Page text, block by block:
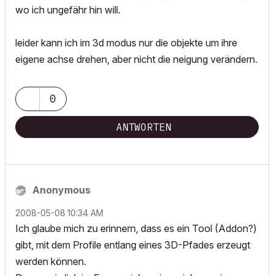
wo ich ungefähr hin will.
leider kann ich im 3d modus nur die objekte um ihre
eigene achse drehen, aber nicht die neigung verändern.
0
ANTWORTEN
Anonymous
‎2008-05-08 10:34 AM
Ich glaube mich zu erinnern, dass es ein Tool (Addon?)
gibt, mit dem Profile entlang eines 3D-Pfades erzeugt
werden können.